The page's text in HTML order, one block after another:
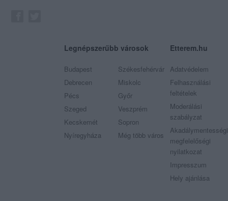
Legnépszerűbb városok
Budapest
Debrecen
Pécs
Szeged
Kecskemét
Nyíregyháza
Székesfehérvár
Miskolc
Győr
Veszprém
Sopron
Még több város
Etterem.hu
Adatvédelem
Felhasználási
feltételek
Moderálási
szabályzat
Akadálymentességi
megfelelőségi
nyilatkozat
Impresszum
Hely ajánlása